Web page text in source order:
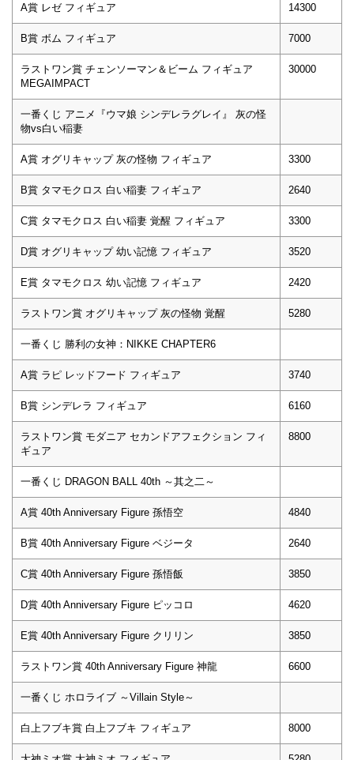
A賞 レゼ フィギュア 14300
B賞 ボム フィギュア 7000
ラストワン賞 チェンソーマン＆ビーム フィギュア
MEGAIMPACT
30000
一番くじ アニメ『ウマ娘 シンデレラグレイ』 灰の怪
物vs白い稲妻
A賞 オグリキャップ 灰の怪物 フィギュア 3300
B賞 タマモクロス 白い稲妻 フィギュア 2640
C賞 タマモクロス 白い稲妻 覚醒 フィギュア 3300
D賞 オグリキャップ 幼い記憶 フィギュア 3520
E賞 タマモクロス 幼い記憶 フィギュア 2420
ラストワン賞 オグリキャップ 灰の怪物 覚醒 5280
一番くじ 勝利の女神：NIKKE CHAPTER6
A賞 ラピ レッドフード フィギュア 3740
B賞 シンデレラ フィギュア 6160
ラストワン賞 モダニア セカンドアフェクション フィ
ギュア
8800
一番くじ DRAGON BALL 40th ～其之二～
A賞 40th Anniversary Figure 孫悟空 4840
B賞 40th Anniversary Figure ベジータ 2640
C賞 40th Anniversary Figure 孫悟飯 3850
D賞 40th Anniversary Figure ピッコロ 4620
E賞 40th Anniversary Figure クリリン 3850
ラストワン賞 40th Anniversary Figure 神龍 6600
一番くじ ホロライブ ～Villain Style～
白上フブキ賞 白上フブキ フィギュア 8000